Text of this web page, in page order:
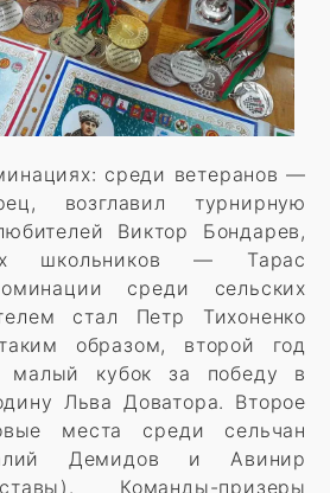
среди ветеранов —
возглавил турнирную
Виктор Бондарев,
школьников — Тарас
среди сельских
стал Петр Тихоненко
образом, второй год
малый кубок за победу в
Льва Доватора. Второе
места среди сельчан
Демидов и Авинир
Команды-призеры